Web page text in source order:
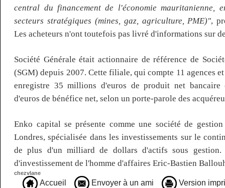
central du financement de l'économie mauritanienne,
secteurs stratégiques (mines, gaz, agriculture, PME)",
Les acheteurs n'ont toutefois pas livré d'informations sur
Société Générale était actionnaire de référence de
(SGM) depuis 2007. Cette filiale, qui compte 11 agences
enregistre 35 millions d'euros de produit net
d'euros de bénéfice net, selon un porte-parole des
Enko capital se présente comme une société de gestion
Londres, spécialisée dans les investissements sur le
de plus d'un milliard de dollars d'actifs sous gestion.
d'investissement de l'homme d'affaires Eric-Bastien
chezvlane
Accueil Envoyer à un ami Version